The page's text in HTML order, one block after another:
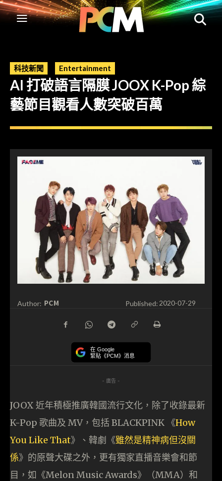
科技新聞 Entertainment
AI 打破語言隔膜 JOOX K-Pop 綜
藝節目觀看人數突破百萬
Author: PCM Published:2020-07-29
在 Google
緊貼《PCM》消息
- 廣告 -
JOOX 近年積極推廣韓國流行文化，除了收錄最新
K-Pop 歌曲及 MV，包括 BLACKPINK 《How
You Like That》、韓劇《雖然是精神病但沒關
係》的原聲大碟之外，更有獨家直播音樂會和節
目，如《Melon Music Awards》（MMA）和